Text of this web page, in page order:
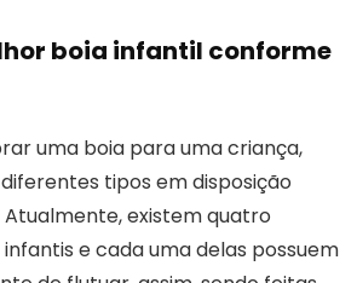
boia infantil conforme
uma boia para uma criança,
tipos em disposição
existem quatro
e cada uma delas possuem